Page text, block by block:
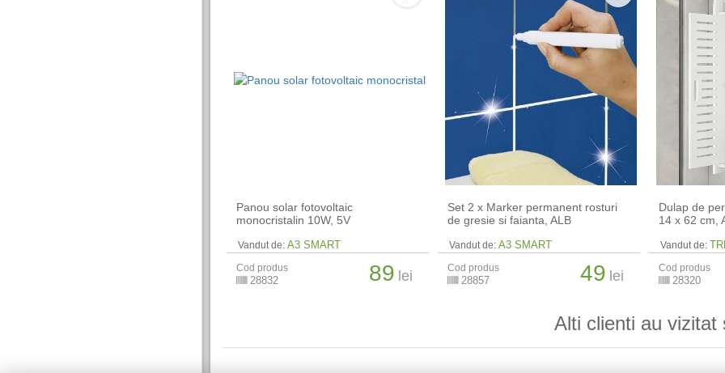
Panou solar fotovoltaic
monocristalin 10W, 5V
Vandut de: A3 SMART
Cod produs
28832 89 lei
Set 2 x Marker permanent rosturi
de gresie si faianta, ALB
Vandut de: A3 SMART
Cod produs
28857 49 lei
Dulap de
14 x 62 cm​,
Vandut de:
Cod produs
28320
Alti clienti au vizitat